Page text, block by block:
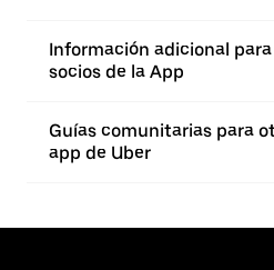
Información adicional
socios de la App
Guías comunitarias para
app de Uber